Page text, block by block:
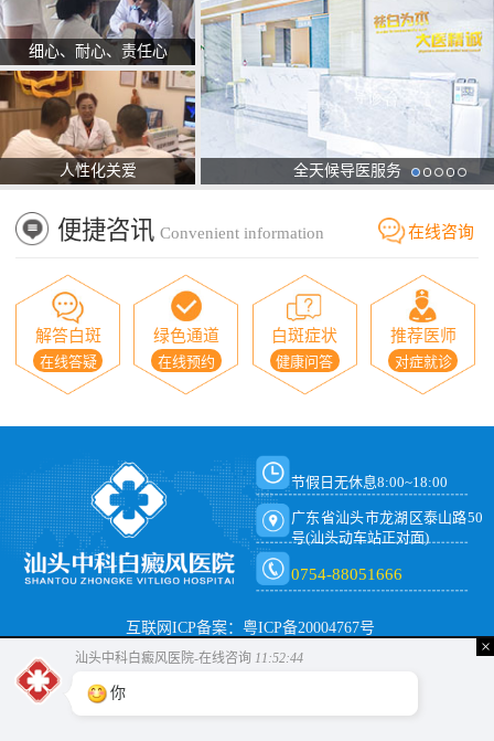
细心、耐心、责任心
人性化关爱 全天候导医服务
便捷咨讯 Convenient information 在线咨询
解答白斑
在线答疑
绿色通道
在线预约
白斑症状
健康问答
推荐医师
对症就诊
节假日无休息8:00~18:00
广东省汕头市龙湖区泰山路50
号(汕头动车站正对面)
0754-88051666
互联网ICP备案：粤ICP备20004767号
×
汕头中科白癜风医院-在线咨询 11:52:45
你好，